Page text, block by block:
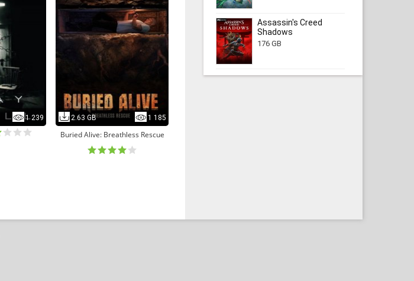
1 239 2.63 GB 1 185
Buried Alive: Breathless Rescue
Assassin's Creed
Shadows
176 GB